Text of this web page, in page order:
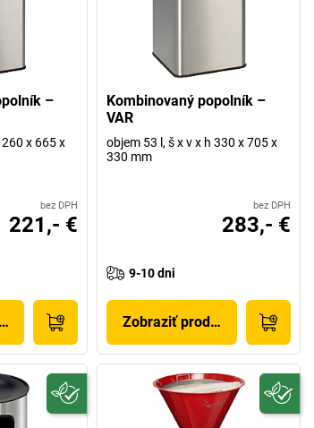
–
x 665 x
bez DPH
221,- €
Kombinovaný popolník –
VAR
objem 53 l, š x v x h 330 x 705 x
330 mm
bez DPH
283,- €
9-10 dni
Zobraziť produkt